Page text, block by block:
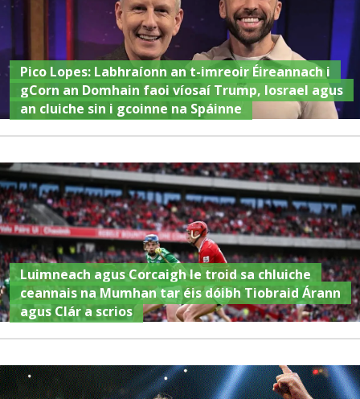
Pico Lopes: Labhraíonn an t-imreoir Éireannach i
gCorn an Domhain faoi víosaí Trump, Iosrael agus
an cluiche sin i gcoinne na Spáinne
Luimneach agus Corcaigh le troid sa chluiche
ceannais na Mumhan tar éis dóibh Tiobraid Árann
agus Clár a scrios